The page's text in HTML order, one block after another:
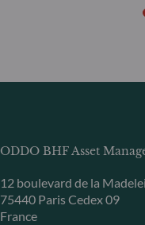
ODDO BHF Asset
12 boulevard de la
75440 Paris Cedex 09
France